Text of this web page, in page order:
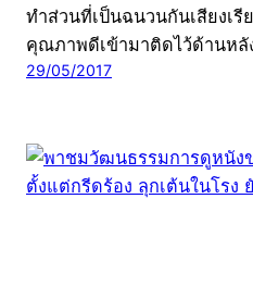
ทำส่วนที่เป็นฉนวนกันเสียงเรี
คุณภาพดีเข้ามาติดไว้ด้านห
29/05/2017